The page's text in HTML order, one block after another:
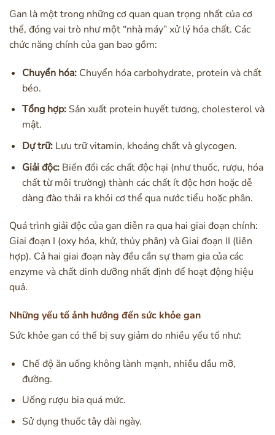
Gan là một trong những cơ quan quan trọng nhất của cơ
thể, đóng vai trò như một “nhà máy” xử lý hóa chất. Các
chức năng chính của gan bao gồm:
Chuyển hóa:Chuyển hóa carbohydrate, protein và chất
béo.
Tổng hợp:Sản xuất protein huyết tương, cholesterol và
mật.
Dự trữ:Lưu trữ vitamin, khoáng chất và glycogen.
Giải độc:Biến đổi các chất độc hại (như thuốc, rượu, hóa
chất từ môi trường) thành các chất ít độc hơn hoặc dễ
dàng đào thải ra khỏi cơ thể qua nước tiểu hoặc phân.
Quá trình giải độc của gan diễn ra qua hai giai đoạn chính:
Giai đoạn I (oxy hóa, khử, thủy phân) và Giai đoạn II (liên
hợp). Cả hai giai đoạn này đều cần sự tham gia của các
enzyme và chất dinh dưỡng nhất định để hoạt động hiệu
quả.
Những yếu tố ảnh hưởng đến sức khỏe gan
Sức khỏe gan có thể bị suy giảm do nhiều yếu tố như:
Chế độ ăn uống không lành mạnh, nhiều dầu mỡ,
đường.
Uống rượu bia quá mức.
Sử dụng thuốc tây dài ngày.